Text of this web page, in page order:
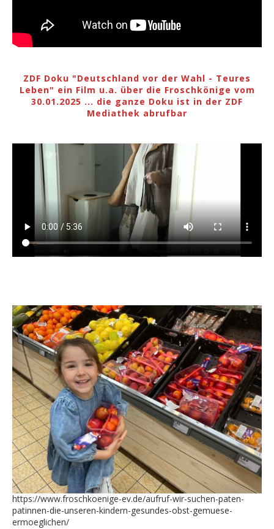
ZDF Doku "Deutschland vor der Wahl - Teures
Leben" ein Film u.a. über die Froschkönige vom
30.01.2025 ... die ganze Doku ist in der ZDF
Mediathek abrufbar
https://www.froschkoenige-ev.de/aufruf-wir-suchen-paten-
patinnen-die-unseren-kindern-gesundes-obst-gemuese-
ermoeglichen/